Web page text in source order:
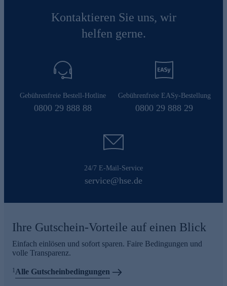
Kontaktieren Sie uns, wir
helfen gerne.
Gebührenfreie Bestell-Hotline
0800 29 888 88
Gebührenfreie EASy-Bestellung
0800 29 888 29
24/7 E-Mail-Service
service@hse.de
Ihre Gutschein-Vorteile auf einen Blick
Einfach einlösen und sofort sparen. Faire Bedingungen und
volle Transparenz.
1 Alle Gutscheinbedingungen